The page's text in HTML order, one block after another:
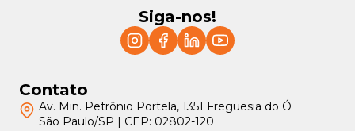
Siga-nos!
Contato
Av. Min. Petrônio Portela, 1351 Freguesia do Ó
São Paulo/SP | CEP: 02802-120